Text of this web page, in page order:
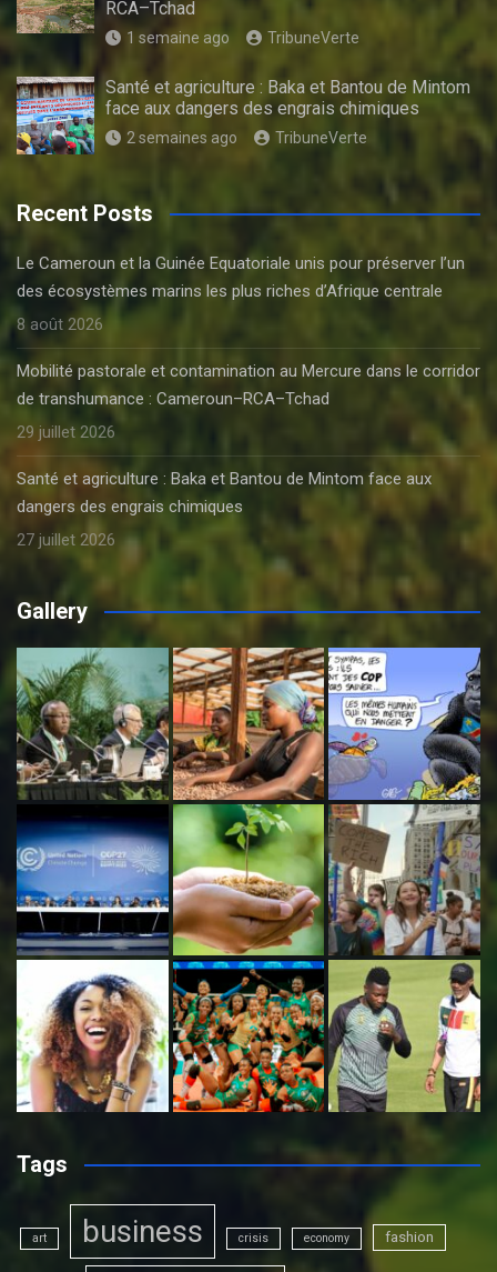
RCA–Tchad
1 semaine ago TribuneVerte
Santé et agriculture : Baka et Bantou de Mintom
face aux dangers des engrais chimiques
2 semaines ago TribuneVerte
Recent Posts
Le Cameroun et la Guinée Equatoriale unis pour préserver l’un
des écosystèmes marins les plus riches d’Afrique centrale
8 août 2026
Mobilité pastorale et contamination au Mercure dans le corridor
de transhumance : Cameroun–RCA–Tchad
29 juillet 2026
Santé et agriculture : Baka et Bantou de Mintom face aux
dangers des engrais chimiques
27 juillet 2026
Gallery
Tags
art business crisis economy fashion